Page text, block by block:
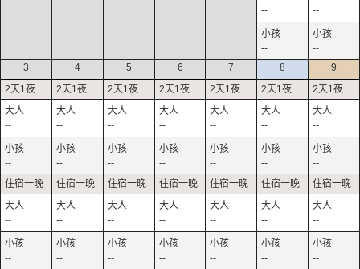
--
--
--
--
3
--
--
--
--
4
--
--
--
--
5
--
--
--
--
6
--
--
--
--
7
--
--
--
--
8
--
--
--
--
9
--
--
--
--